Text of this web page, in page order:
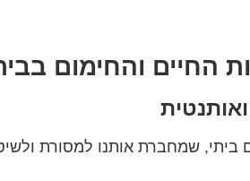
החיים והחימום
ביתי, שמחברת אותנו למסורת